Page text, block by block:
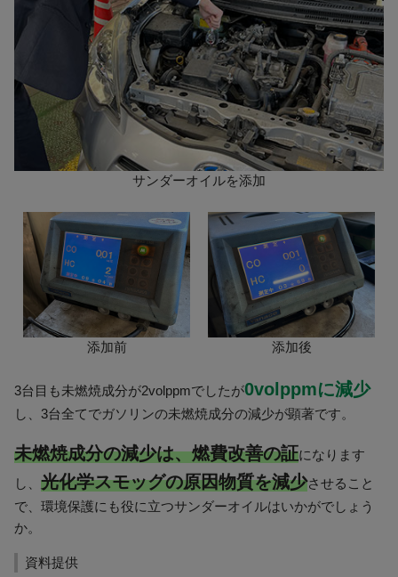
サンダーオイルを添加
添加前 添加後
3台目も未燃焼成分が2volppmでしたが0volppmに減少
し、3台全てでガソリンの未燃焼成分の減少が顕著です。
未燃焼成分の減少は、燃費改善の証になります
し、 光化学スモッグの原因物質を減少させること
で、環境保護にも役に立つサンダーオイルはいかがでしょう
か。
資料提供